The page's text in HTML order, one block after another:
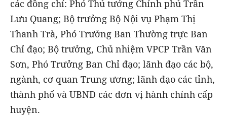
các đồng chí: Phó Thủ tướng Chính phủ Trần
Lưu Quang; Bộ trưởng Bộ Nội vụ Phạm Thị
Thanh Trà, Phó Trưởng Ban Thường trực Ban
Chỉ đạo; Bộ trưởng, Chủ nhiệm VPCP Trần Văn
Sơn, Phó Trưởng Ban Chỉ đạo; lãnh đạo các bộ,
ngành, cơ quan Trung ương; lãnh đạo các tỉnh,
thành phố và UBND các đơn vị hành chính cấp
huyện.